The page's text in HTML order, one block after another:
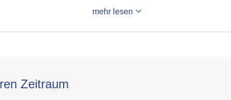
mehr lesen
Zeitraum